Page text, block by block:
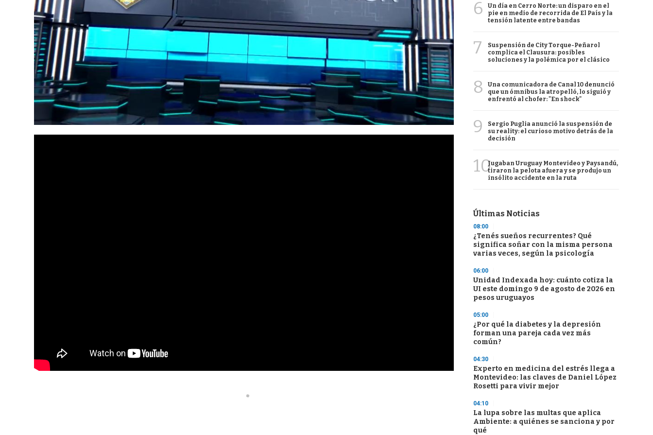
6
Un día en Cerro Norte: un disparo en el
pie en medio de recorrida de El País y la
tensión latente entre bandas
7
Suspensión de City Torque-Peñarol
complica el Clausura: posibles
soluciones y la polémica por el clásico
8
Una comunicadora de Canal 10 denunció
que un ómnibus la atropelló, lo siguió y
enfrentó al chofer: "En shock"
9
Sergio Puglia anunció la suspensión de
su reality: el curioso motivo detrás de la
decisión
10Jugaban Uruguay Montevideo y Paysandú,
tiraron la pelota afuera y se produjo un
insólito accidente en la ruta
Últimas Noticias
08:00
¿Tenés sueños recurrentes? Qué
significa soñar con la misma persona
varias veces, según la psicología
06:00
Unidad Indexada hoy: cuánto cotiza la
UI este domingo 9 de agosto de 2026 en
pesos uruguayos
05:00
¿Por qué la diabetes y la depresión
forman una pareja cada vez más
común?
04:30
Experto en medicina del estrés llega a
Montevideo: las claves de Daniel López
Rosetti para vivir mejor
04:10
La lupa sobre las multas que aplica
Ambiente: a quiénes se sanciona y por
qué